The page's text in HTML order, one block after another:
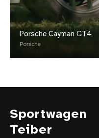
Porsche Cayman GT4
Porsche
Sportwagen
Teiber